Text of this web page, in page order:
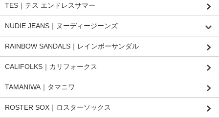
TES｜テス エンドレスサマー
NUDIE JEANS｜ヌーディージーンズ
RAINBOW SANDALS｜レインボーサンダル
CALIFOLKS｜カリフォークス
TAMANIWA｜タマニワ
ROSTER SOX｜ロスターソックス